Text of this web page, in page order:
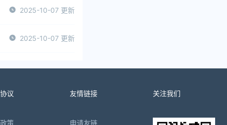
2025-10-07 更新
2025-10-07 更新
议
策
友情链接
申请友链
关注我们